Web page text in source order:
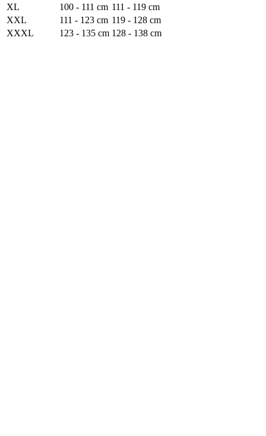
XL
100 - 111 cm 111 - 119 cm
XXL
111 - 123 cm 119 - 128 cm
XXXL
123 - 135 cm 128 - 138 cm